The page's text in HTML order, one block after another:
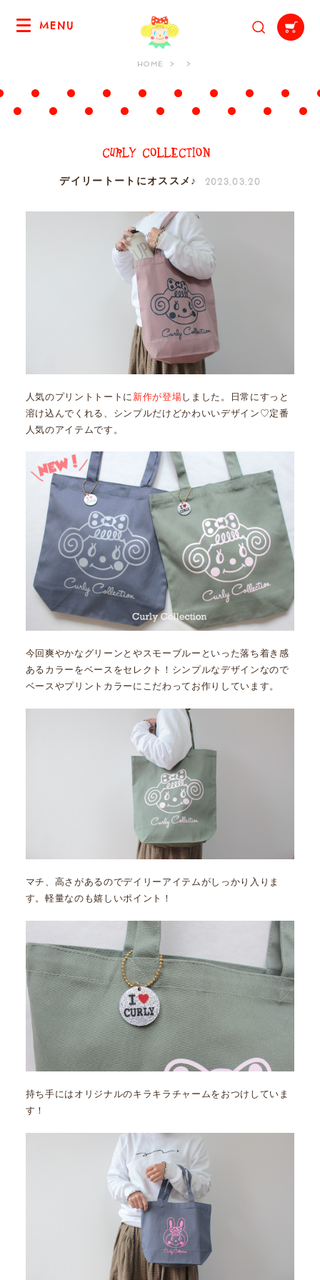
MENU
HOME
デイリートートにオススメ♪ 2023.03.20
人気のプリントトートに 新作が登場しました。日常にすっと
溶け込んでくれる、シンプルだけどかわいいデザイン♡定番
人気のアイテムです。
今回爽やかなグリーンとやスモーブルーといった落ち着き感
あるカラーをベースをセレクト！シンプルなデザインなので
ベースやプリントカラーにこだわってお作りしています。
マチ、高さがあるのでデイリーアイテムがしっかり入りま
す。軽量なのも嬉しいポイント！
持ち手にはオリジナルのキラキラチャームをおつけしていま
す！